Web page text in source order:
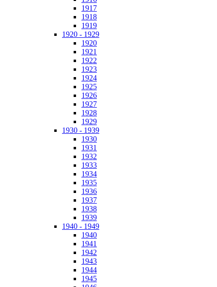
1917
1918
1919
1920 - 1929
1920
1921
1922
1923
1924
1925
1926
1927
1928
1929
1930 - 1939
1930
1931
1932
1933
1934
1935
1936
1937
1938
1939
1940 - 1949
1940
1941
1942
1943
1944
1945